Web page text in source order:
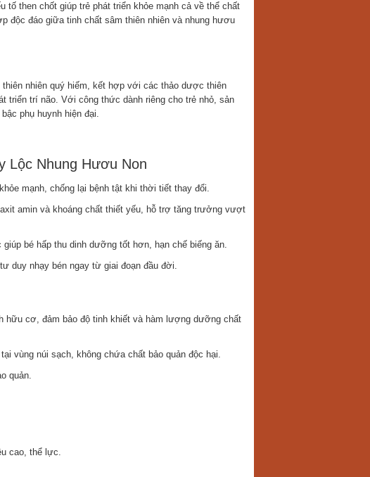
then chốt giúp trẻ phát triển khỏe mạnh cả về thể chất
độc đáo giữa tinh chất sâm thiên nhiên và nhung hươu
nhiên quý hiếm, kết hợp với các thảo dược thiên
triển trí não. Với công thức dành riêng cho trẻ nhỏ, sản
phụ huynh hiện đại.
Lộc Nhung Hươu Non
mạnh, chống lại bệnh tật khi thời tiết thay đổi.
amin và khoáng chất thiết yếu, hỗ trợ tăng trưởng vượt
bé hấp thu dinh dưỡng tốt hơn, hạn chế biếng ăn.
duy nhạy bén ngay từ giai đoạn đầu đời.
hữu cơ, đảm bảo độ tinh khiết và hàm lượng dưỡng chất
vùng núi sạch, không chứa chất bảo quản độc hại.
quản.
cao, thể lực.